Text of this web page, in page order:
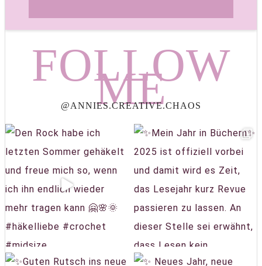
FOLLOW
ME
@ANNIES.CREATIVE.CHAOS